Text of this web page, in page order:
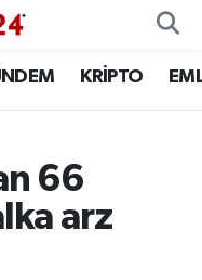
KRİPTO
66
arz